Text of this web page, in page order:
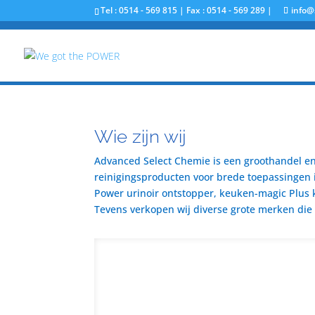
Tel : 0514 - 569 815 | Fax : 0514 - 569 289 |
Wie zijn wij
Advanced Select Chemie is een groothandel
reinigingsproducten voor brede
Power urinoir ontstopper, keuken-magic
Tevens verkopen wij diverse grote merken